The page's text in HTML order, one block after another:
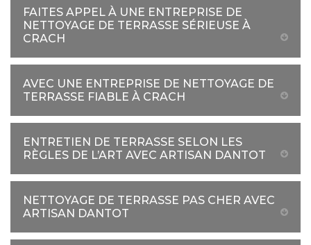
FAITES APPEL À UNE ENTREPRISE DE
NETTOYAGE DE TERRASSE SÉRIEUSE À
CRACH
AVEC UNE ENTREPRISE DE NETTOYAGE DE
TERRASSE FIABLE À CRACH
ENTRETIEN DE TERRASSE SELON LES
RÈGLES DE L’ART AVEC ARTISAN DANTOT
NETTOYAGE DE TERRASSE PAS CHER AVEC
ARTISAN DANTOT